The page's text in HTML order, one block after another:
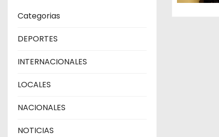
Categorias
DEPORTES
INTERNACIONALES
LOCALES
NACIONALES
NOTICIAS